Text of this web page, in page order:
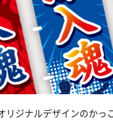
ジナルデザインのか